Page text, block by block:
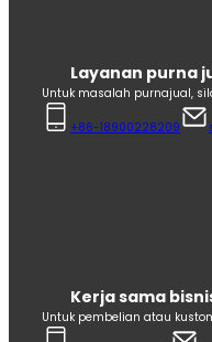
Layanan purna
Untuk masalah purnajual,
+86-18900228209
Kerja sama
Untuk pembelian atau